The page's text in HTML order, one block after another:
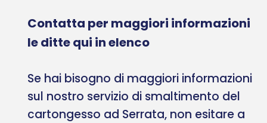
Contatta per maggiori informazioni
le ditte qui in elenco
Se hai bisogno di maggiori informazioni
sul nostro servizio di smaltimento del
cartongesso ad Serrata, non esitare a